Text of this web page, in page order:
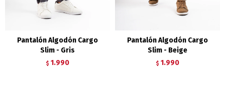
Pantalón Algodón Cargo
Slim - Gris
$ 1.990
Pantalón Algodón Cargo
Slim - Beige
$ 1.990